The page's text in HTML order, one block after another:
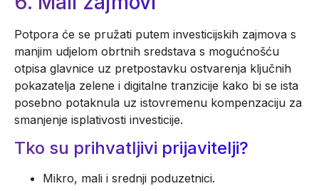
Potpora će se pružati putem investicijskih zajmova s
manjim udjelom obrtnih sredstava s mogućnošću
otpisa glavnice uz pretpostavku ostvarenja ključnih
pokazatelja zelene i digitalne tranzicije kako bi se ista
posebno potaknula uz istovremenu kompenzaciju za
smanjenje isplativosti investicije.
Tko su prihvatljivi prijavitelji?
Mikro, mali i srednji poduzetnici.